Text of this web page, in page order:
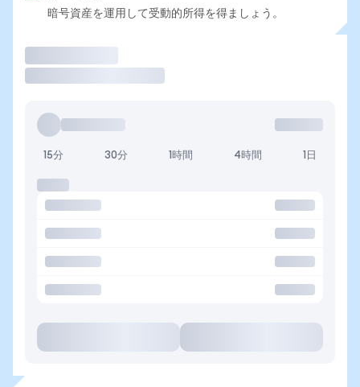
暗号資産を運用して受動的所得を得ましょう。
15分 30分 1時間 4時間 1日